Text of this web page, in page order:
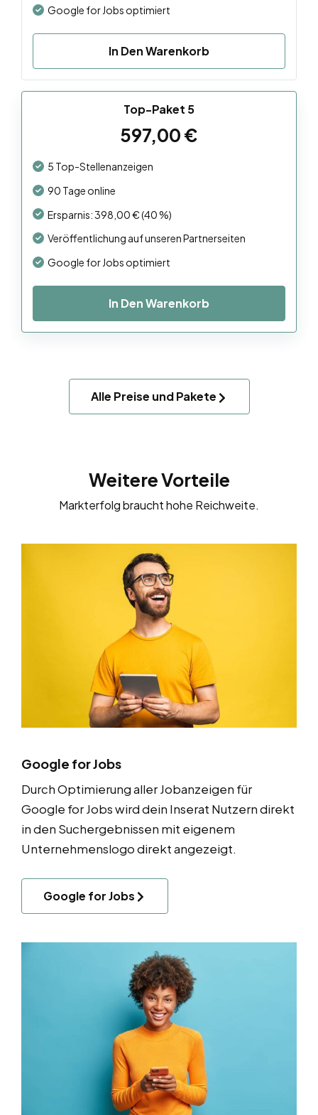
Google for Jobs optimiert
In Den Warenkorb
Top-Paket 5
597,00€
5 Top-Stellenanzeigen
90 Tage online
Ersparnis: 398,00 € (40 %)
Veröffentlichung auf unseren Partnerseiten
Google for Jobs optimiert
In Den Warenkorb
Alle Preise und Pakete
Weitere Vorteile
Markterfolg braucht hohe Reichweite.
Google for Jobs
Durch Optimierung aller Jobanzeigen für
Google for Jobs wird dein Inserat Nutzern direkt
in den Suchergebnissen mit eigenem
Unternehmenslogo direkt angezeigt.
Google for Jobs